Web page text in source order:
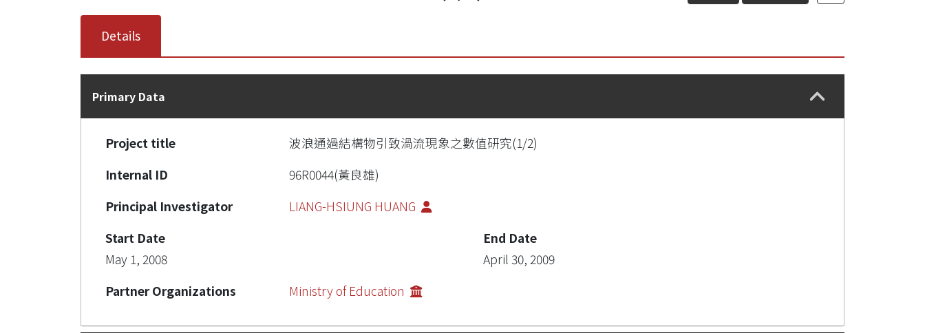
Details
Primary Data
Project title
波浪通過結構物引致渦流現象之數值研究(1/2)
Internal ID
96R0044(黃良雄)
Principal Investigator
LIANG-HSIUNG HUANG
Start Date
May 1, 2008
End Date
April 30, 2009
Partner Organizations
Ministry of Education